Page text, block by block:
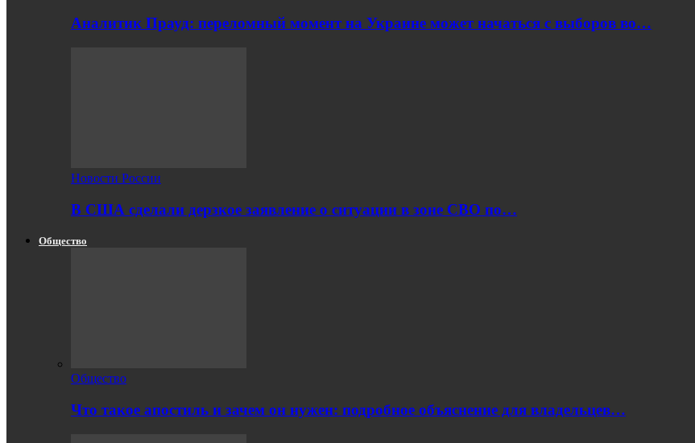
Аналитик Прауд: переломный момент на Украине может начаться с выборов во…
Новости России
В США сделали дерзкое заявление о ситуации в зоне СВО по…
Общество
Общество
Что такое апостиль и зачем он нужен: подробное объяснение для владельцев…